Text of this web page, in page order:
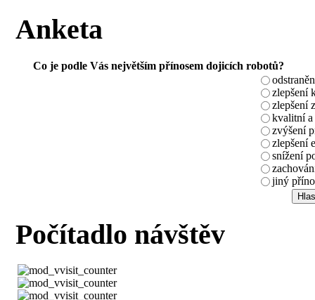
Anketa
Co je podle Vás největším přínosem dojicích robotů?
zlepšení
zlepšení
kvalitní a
zvýšení
zlepšení
snížení
jiný
Počítadlo návštěv